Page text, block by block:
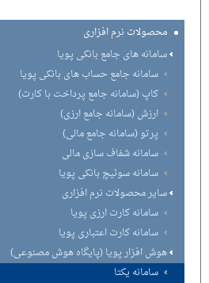
محصولات نرم افزاری
سامانه های جامع بانکی پویا
سامانه جامع حساب های بانکی پویا
کاپ (سامانه جامع پرداخت با کارت)
ارزش (سامانه جامع ارزی)
پرتو (سامانه جامع مالی)
سامانه شفاف سازی مالی
سامانه سوئیچ بانکی پویا
سایر محصولات نرم افزاری
سامانه کارت ارزی پویا
سامانه کارت اعتباری پویا
هوش افزار پویا (پایگاه هوش مصنوعی)
سامانه یکتا